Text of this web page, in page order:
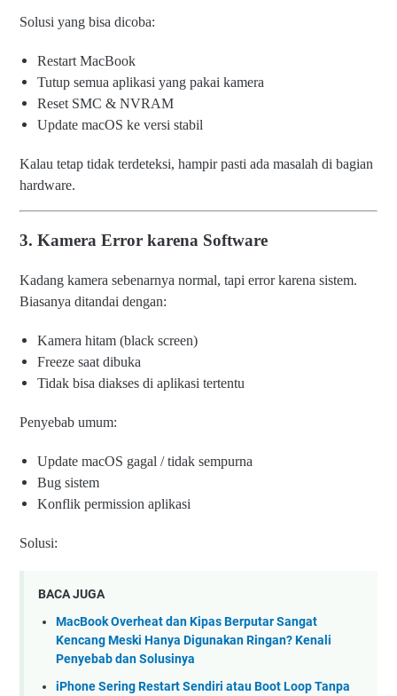
Solusi yang bisa dicoba:
Restart MacBook
Tutup semua aplikasi yang pakai kamera
Reset SMC & NVRAM
Update macOS ke versi stabil
Kalau tetap tidak terdeteksi, hampir pasti ada masalah di bagian
hardware.
3. Kamera Error karena Software
Kadang kamera sebenarnya normal, tapi error karena sistem.
Biasanya ditandai dengan:
Kamera hitam (black screen)
Freeze saat dibuka
Tidak bisa diakses di aplikasi tertentu
Penyebab umum:
Update macOS gagal / tidak sempurna
Bug sistem
Konflik permission aplikasi
Solusi:
BACA JUGA
MacBook Overheat dan Kipas Berputar Sangat
Kencang Meski Hanya Digunakan Ringan? Kenali
Penyebab dan Solusinya
iPhone Sering Restart Sendiri atau Boot Loop Tanpa